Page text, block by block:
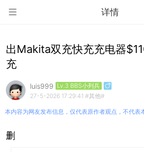
详情
出Makita双充快充充电器
充
luis999 Lv.3 BBS小列兵
27-5-2026 17:29:41 #其他#
本内容为网友发布信息，仅代表原作者观点，不代表
删